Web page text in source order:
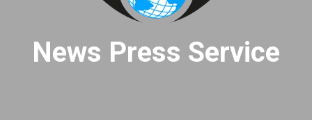
News Press Service